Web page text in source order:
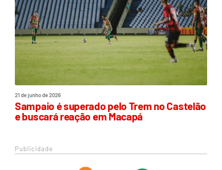
21 de junho de 2026
Sampaio é superado pelo Trem no Castelão
e buscará reação em Macapá
Publicidade